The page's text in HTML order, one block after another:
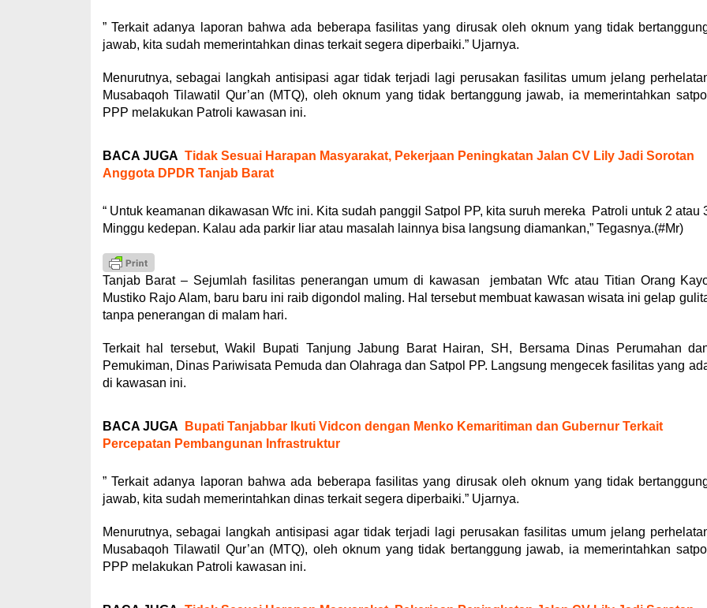
” Terkait adanya laporan bahwa ada beberapa fasilitas yang dirusak oleh oknum yang tidak
jawab, kita sudah memerintahkan dinas terkait segera diperbaiki.” Ujarnya.
Menurutnya, sebagai langkah antisipasi agar tidak terjadi lagi perusakan fasilitas umum jelang
Musabaqoh Tilawatil Qur’an (MTQ), oleh oknum yang tidak bertanggung jawab, ia memerintahkan satpol
PPP melakukan Patroli kawasan ini.
BACA JUGA Tidak Sesuai Harapan Masyarakat, Pekerjaan Peningkatan Jalan CV Lily Jadi Sorotan
Anggota DPDR Tanjab Barat
“ Untuk keamanan dikawasan Wfc ini. Kita sudah panggil Satpol PP, kita suruh mereka Patroli untuk 2 atau
Minggu kedepan. Kalau ada parkir liar atau masalah lainnya bisa langsung diamankan,” Tegasnya.(#Mr)
Tanjab Barat – Sejumlah fasilitas penerangan umum di kawasan jembatan Wfc atau Titian Orang
Mustiko Rajo Alam, baru baru ini raib digondol maling. Hal tersebut membuat kawasan wisata ini gelap
tanpa penerangan di malam hari.
Terkait hal tersebut, Wakil Bupati Tanjung Jabung Barat Hairan, SH, Bersama Dinas Perumahan
Pemukiman, Dinas Pariwisata Pemuda dan Olahraga dan Satpol PP. Langsung mengecek fasilitas yang
di kawasan ini.
BACA JUGA
Bupati Tanjabbar Ikuti Vidcon dengan Menko Kemaritiman dan Gubernur Terkait
Percepatan Pembangunan Infrastruktur
” Terkait adanya laporan bahwa ada beberapa fasilitas yang dirusak oleh oknum yang tidak
jawab, kita sudah memerintahkan dinas terkait segera diperbaiki.” Ujarnya.
Menurutnya, sebagai langkah antisipasi agar tidak terjadi lagi perusakan fasilitas umum jelang
Musabaqoh Tilawatil Qur’an (MTQ), oleh oknum yang tidak bertanggung jawab, ia memerintahkan satpol
PPP melakukan Patroli kawasan ini.